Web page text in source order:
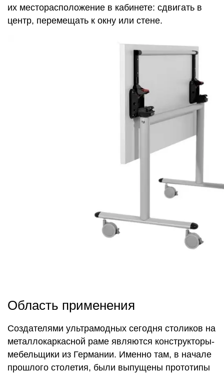
их месторасположение в кабинете: сдвигать в
центр, перемещать к окну или стене.
Область применения
Создателями ультрамодных сегодня столиков на
металлокаркасной раме являются конструкторы-
мебельщики из Германии. Именно там, в начале
прошлого столетия, были выпущены прототипы